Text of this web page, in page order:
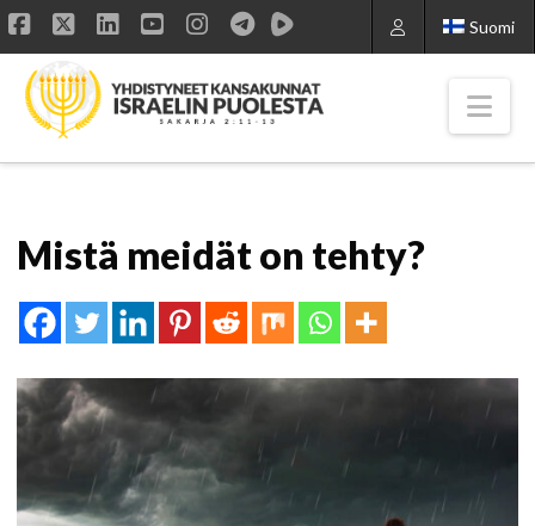
Suomi
Facebook
X LinkedIn
YouTube
Instagram
Mistä meidät on tehty?